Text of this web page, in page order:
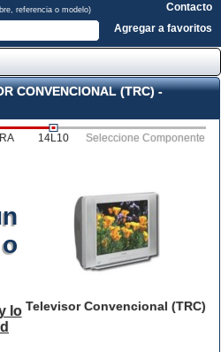
referencia o modelo)
Contacto
Agregar a favoritos
CONVENCIONAL (TRC) -
14L10 Seleccione Componente
Televisor Convencional (TRC)
lo